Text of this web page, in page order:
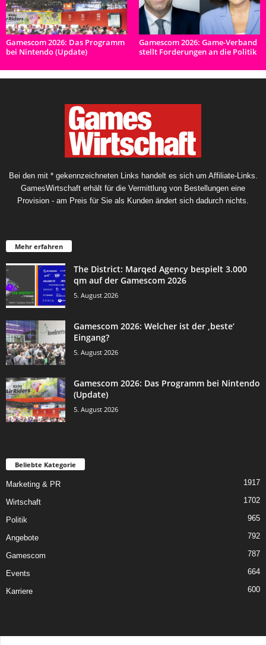
Gamescom 2026: Das Programm
bei Nintendo (Update)
Gamescom 2026: Game-Verband
stellt Forderungen an die Politik
Bei den mit * gekennzeichneten Links handelt es sich um Affiliate-Links.
GamesWirtschaft erhält für die Vermittlung von Bestellungen eine
Provision - am Preis für Sie als Kunden ändert sich dadurch nichts.
Mehr erfahren
The District: Marqed Agency bespielt 3.000
qm auf der Gamescom 2026
5. August 2026
Gamescom 2026: Welcher ist der ‚beste‘
Eingang?
5. August 2026
Gamescom 2026: Das Programm bei Nintendo
(Update)
5. August 2026
Beliebte Kategorie
Marketing & PR 1917
Wirtschaft 1702
Politik 965
Angebote 792
Gamescom 787
Events 664
Karriere 600